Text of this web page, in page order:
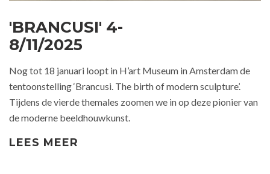
'BRANCUSI' 4-
8/11/2025
Nog tot 18 januari loopt in H’art Museum in Amsterdam de
tentoonstelling ‘Brancusi. The birth of modern sculpture’.
Tijdens de vierde themales zoomen we in op deze pionier van
de moderne beeldhouwkunst.
LEES MEER